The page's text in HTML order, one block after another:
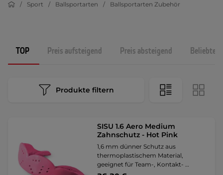
Sport Ballsportarten Ballsportarten Zubehör
TOP Preis aufsteigend Preis absteigend
Produkte filtern
SISU 1.6 Aero Medium
Zahnschutz - Hot Pink
1,6 mm dünner Schutz aus
thermoplastischem Material,
geeignet für Team-, Kontakt- …